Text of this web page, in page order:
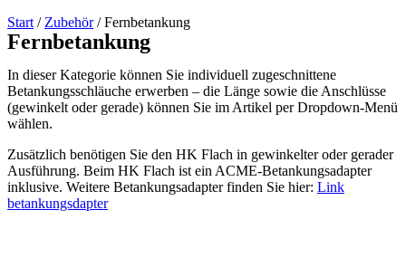
Start / Zubehör/ Fernbetankung
Fernbetankung
In dieser Kategorie können Sie individuell zugeschnittene
Betankungsschläuche erwerben – die Länge sowie die Anschlüsse
(gewinkelt oder gerade) können Sie im Artikel per Dropdown-Menü
wählen.
Zusätzlich benötigen Sie den HK Flach in gewinkelter oder gerader
Ausführung. Beim HK Flach ist ein ACME-Betankungsadapter
inklusive. Weitere Betankungsadapter finden Sie hier: Link
betankungsdapter